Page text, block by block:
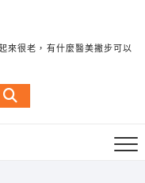
來很老，有什麼醫美撇步可以